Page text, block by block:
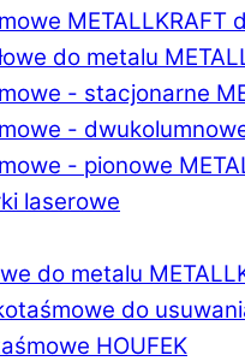
METALLKRAFT
do metalu
- stacjonarne
-
- pionowe
laserowe
do metalu
do
HOUFEK